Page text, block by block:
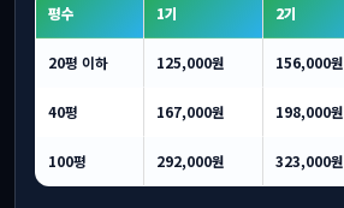
평수 1기 2기
20평 이하 125,000원 156,000원
40평 167,000원 198,000원
100평 292,000원 323,000원